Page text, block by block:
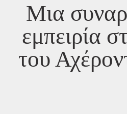
Μια
εμπειρία
του